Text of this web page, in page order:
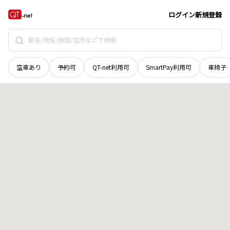
ログイン新規登録
空車あり 予約可 QT-net利用可 SmartPay利用可 車椅子
岡山県